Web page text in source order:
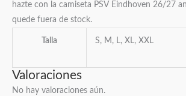
hazte con la camiseta PSV Eindhoven 26/27
quede fuera de stock.
Talla S, M, L, XL, XXL
Valoraciones
No hay valoraciones aún.